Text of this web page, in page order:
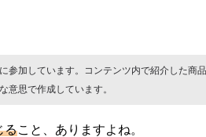
参加しています。コンテンツ内で紹介した商
意思で作成しています。
ること、ありますよね。